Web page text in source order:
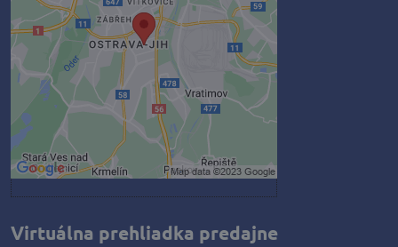
Prajete si načítať externý obsah?
Povoliť tentokrát
Povoliť a zapamätať - súhlas s
druhom cookie: Funkčné
Otvoriť obsah v novom okne
Virtuálna prehliadka predajne